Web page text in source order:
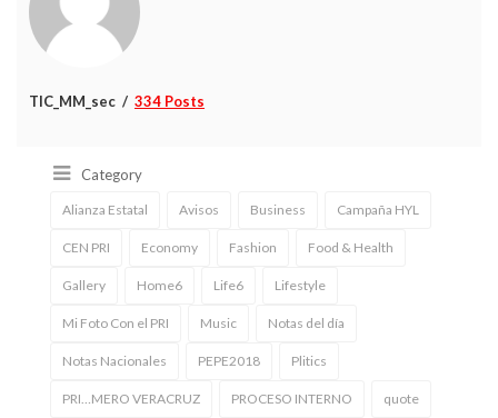
TIC_MM_sec 334 Posts
Category
Alianza Estatal Avisos Business Campaña HYL
CEN PRI Economy Fashion Food & Health
Gallery Home6 Life6 Lifestyle
Mi Foto Con el PRI Music Notas del día
Notas Nacionales PEPE2018 Plitics
PRI…MERO VERACRUZ PROCESO INTERNO quote